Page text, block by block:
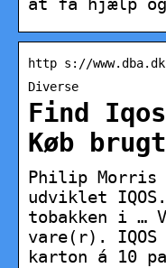
http s://
Diverse
Find
Køb
Philip Morris
udviklet
tobakken i …
vare(r). IQOS
karton á 10